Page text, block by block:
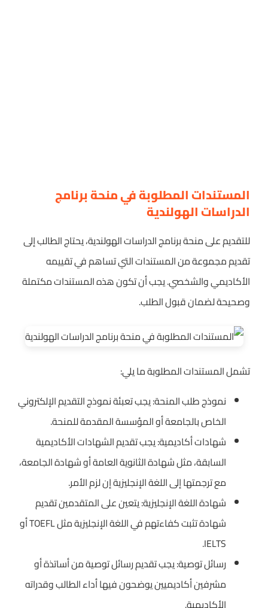
المستندات المطلوبة في منحة برنامج
الدراسات الهولندية
للتقديم على منحة برنامج الدراسات الهولندية، يحتاج الطالب إلى
تقديم مجموعة من المستندات التي تساهم في تقييمه
الأكاديمي والشخصي. يجب أن تكون هذه المستندات مكتملة
وصحيحة لضمان قبول الطلب.
تشمل المستندات المطلوبة ما يلي:
نموذج طلب المنحة: يجب تعبئة نموذج التقديم الإلكتروني
الخاص بالجامعة أو المؤسسة المقدمة للمنحة.
شهادات أكاديمية: يجب تقديم الشهادات الأكاديمية
السابقة، مثل شهادة الثانوية العامة أو شهادة الجامعة،
مع ترجمتها إلى اللغة الإنجليزية إن لزم الأمر.
شهادة اللغة الإنجليزية: يتعين على المتقدمين تقديم
شهادة تثبت كفاءتهم في اللغة الإنجليزية مثل TOEFL أو
IELTS.
رسائل توصية: يجب تقديم رسائل توصية من أساتذة أو
مشرفين أكاديميين يوضحون فيها أداء الطالب وقدراته
الأكاديمية.